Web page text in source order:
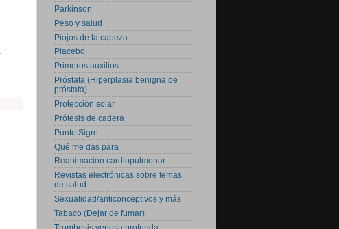
Parkinson
Peso y salud
Piojos de la cabeza
Placebo
Primeros auxilios
Próstata (Hiperplasia benigna de
próstata)
Protección solar
Prótesis de cadera
Punto Sigre
Qué me das para
Reanimación cardiopulmonar
Revistas electrónicas sobre temas
de salud
Sexualidad/anticonceptivos y más
Tabaco (Dejar de fumar)
Trombosis venosa profunda